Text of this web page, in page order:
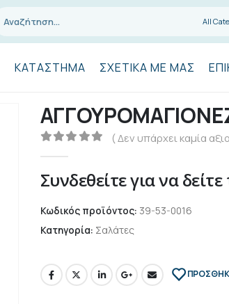
All
ΚΑΤΆΣΤΗΜΑ ΣΧΕΤΙΚΆ ΜΕ ΜΑΣ
( Δεν υπάρχει καμία
Συνδεθείτε για να δείτε
Κωδικός προϊόντος: 39-53-0016
Κατηγορία: Σαλάτες